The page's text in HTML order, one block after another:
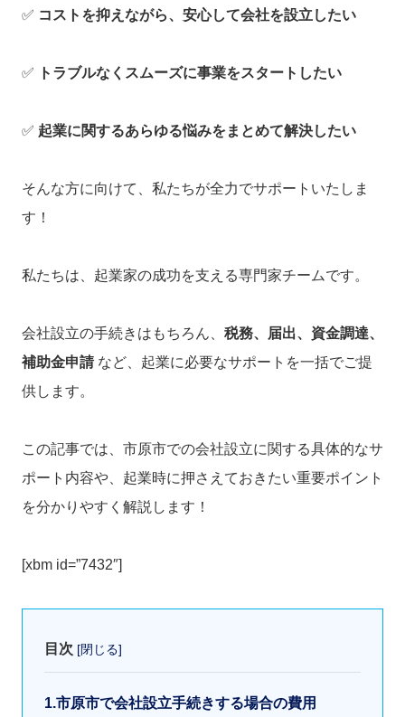
✅ コストを抑えながら、安心して会社を設立したい
✅ トラブルなくスムーズに事業をスタートしたい
✅ 起業に関するあらゆる悩みをまとめて解決したい
そんな方に向けて、私たちが全力でサポートいたしま
す！
私たちは、起業家の成功を支える専門家チームです。
会社設立の手続きはもちろん、 税務、届出、資金調達、
補助金申請など、起業に必要なサポートを一括でご提
供します。
この記事では、市原市での会社設立に関する具体的なサ
ポート内容や、起業時に押さえておきたい重要ポイント
を分かりやすく解説します！
[xbm id=”7432″]
目次 [閉じる]
1.市原市で会社設立手続きする場合の費用